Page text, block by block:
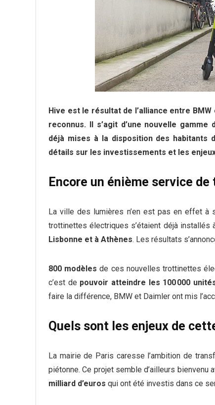
Hive est le résultat de l’alliance entre
reconnus. Il s’agit d’une nouvelle gamme
déjà mises à la disposition des habitants
détails sur les investissements et les
Encore un énième service
La ville des lumières n’en est pas en effet à
trottinettes électriques s’étaient déjà installés
Lisbonne et à Athènes. Les résultats
800 modèles de ces nouvelles trottinettes
c’est de pouvoir atteindre les 100 000
faire la différence, BMW et Daimler ont mis
Quels sont les enjeux de
La mairie de Paris caresse l’ambition de
piétonne. Ce projet semble d’ailleurs bienvenu
milliard d’euros qui ont été investis dans ce